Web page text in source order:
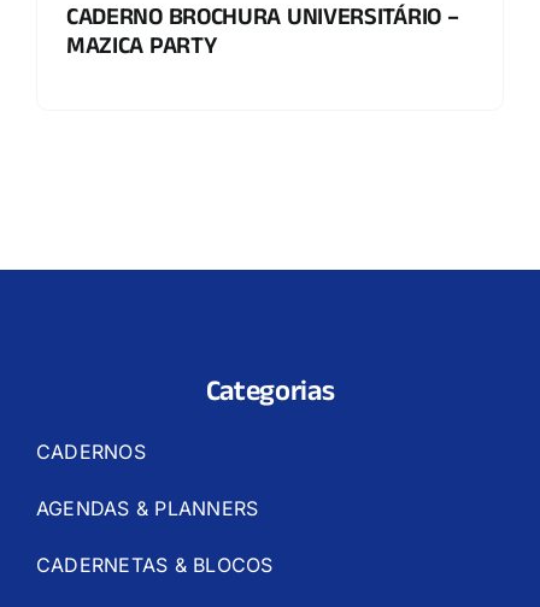
CADERNO BROCHURA UNIVERSITÁRIO –
MAZICA PARTY
Categorias
CADERNOS
AGENDAS & PLANNERS
CADERNETAS & BLOCOS